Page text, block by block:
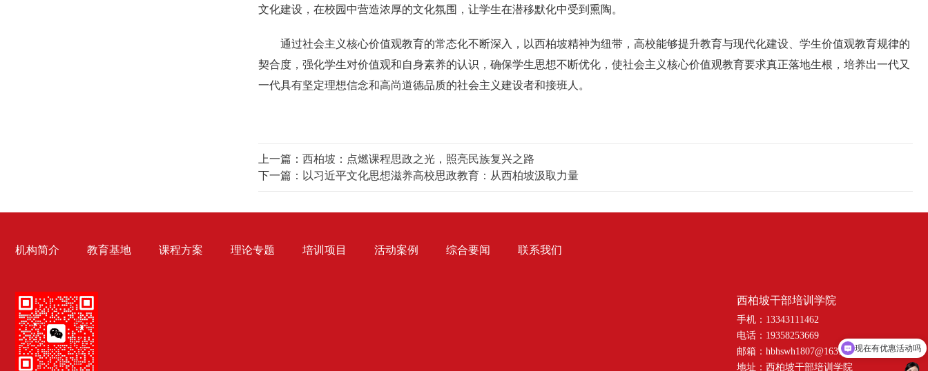
文化建设，在校园中营造浓厚的文化氛围，让学生在潜移默化中受到熏陶。
通过社会主义核心价值观教育的常态化不断深入，以西柏坡精神为纽带，高校能够提升教育与现代化建设、学生价值观教育规律的
契合度，强化学生对价值观和自身素养的认识，确保学生思想不断优化，使社会主义核心价值观教育要求真正落地生根，培养出一代又
一代具有坚定理想信念和高尚道德品质的社会主义建设者和接班人。
上一篇： 西柏坡：点燃课程思政之光，照亮民族复兴之路
下一篇： 以习近平文化思想滋养高校思政教育：从西柏坡汲取力量
机构简介 教育基地 课程方案 理论专题 培训项目 活动案例 综合要闻 联系我们
西柏坡干部培训学院
手机：13343111462
电话：19358253669
邮箱：hbhswh1807@163.com
地址：西柏坡干部培训学院
现在有优惠活动吗